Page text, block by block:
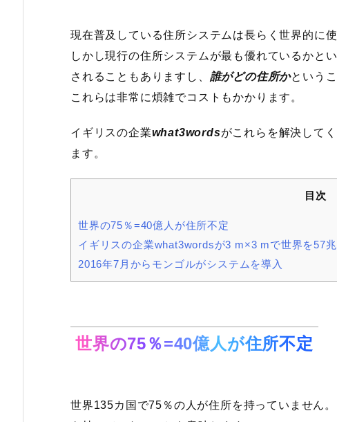
現在普及している住所システムは長らく世界的に
しかし現行の住所システムが最も優れているかと
されることもありますし、 誰がどの住所かという
これらは非常に煩雑でコストもかかります。
イギリスの企業what3wordsがこれらを解決して
ます。
目次
世界の75％=40億人が住所不定
イギリスの企業what3wordsが3 m×3 mで世界を57
2016年7月からモンゴルがシステムを導入
世界の75％=40億人が住所不定
世界135カ国で75％の人が住所を持っていません